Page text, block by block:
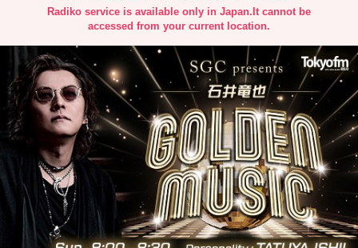
Radiko service is available only in Japan. It cannot be
accessed from your current location.